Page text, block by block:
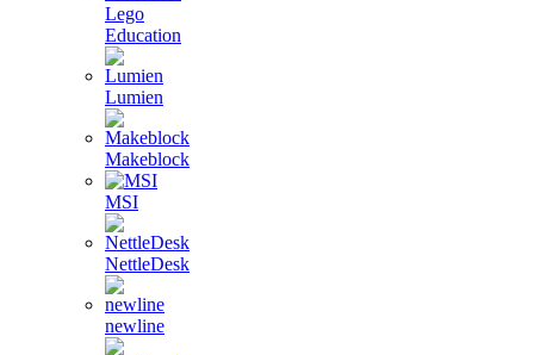
Lego
Education
Lumien
Makeblock
MSI
NettleDesk
newline